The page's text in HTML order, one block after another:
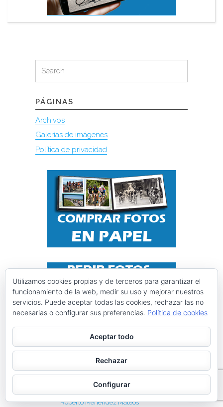
for:
Search
PÁGINAS
Archivos
Galerías de imágenes
Política de privacidad
Instagram @ciclismoasturias
ciclismoasturias
Roberto Menéndez Mateos
Utilizamos cookies propias y de terceros para garantizar el
funcionamiento de la web, medir su uso y mejorar nuestros
servicios. Puede aceptar todas las cookies, rechazar las no
necesarias o configurar sus preferencias. Política de cookies
Aceptar todo
Rechazar
Configurar